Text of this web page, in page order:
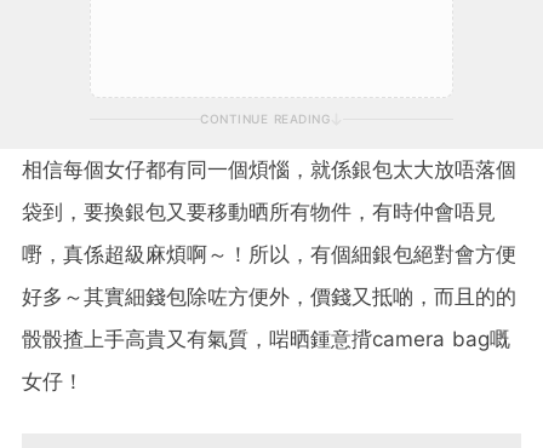
CONTINUE READING
相信每個女仔都有同一個煩惱，就係銀包太大放唔落個
袋到，要換銀包又要移動晒所有物件，有時仲會唔見
嘢，真係超級麻煩啊～！所以，有個細銀包絕對會方便
好多～其實細錢包除咗方便外，價錢又抵啲，而且的的
骰骰揸上手高貴又有氣質，啱晒鍾意揹camera bag嘅
女仔！